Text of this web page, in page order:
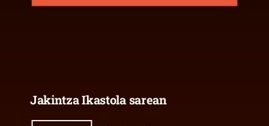
Jakintza Ikastola sarean